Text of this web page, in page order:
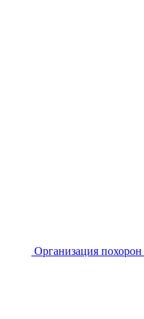
Организация похорон